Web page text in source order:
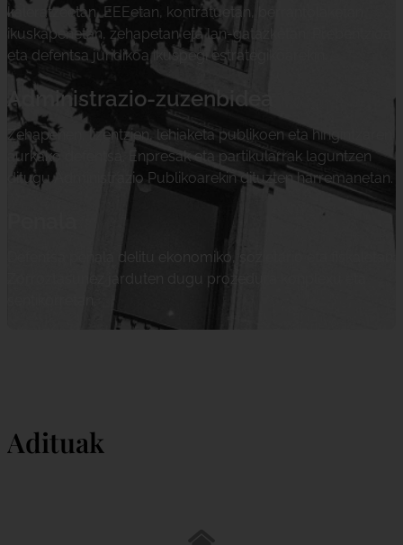
kaleratzeetan, EEEetan, kontratuetan, berrantolaketan,
ikuskapenetan, zehapetan eta lan-gatazketan. Prebentzioa
eta defentsa juridikoa ikuspegi estrategikoarekin.
Administrazio-zuzenbidea
Zehapenen, lizentzien, lehiaketa publikoen eta hirigintzaren
aurkako defentsa. Enpresak eta partikularrak laguntzen
ditugu Administrazio Publikoarekin dituzten harremanetan.
Defentsa penala delitu ekonomiko, sozietario eta fiskaletan.
Zorroztasunez jarduten dugu prozedura konplexu eta
Adituak